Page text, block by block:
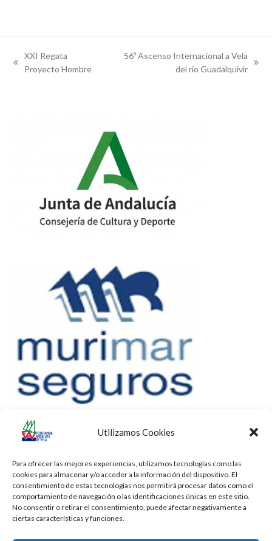
Utilizamos Cookies
Para ofrecer las mejores experiencias, utilizamos tecnologías como las
cookies para almacenar y/o acceder a la información del dispositivo. El
consentimiento de estas tecnologías nos permitirá procesar datos como el
comportamiento de navegación o las identificaciones únicas en este sitio.
No consentir o retirar el consentimiento, puede afectar negativamente a
ciertas características y funciones.
previous
XXI Regata
Proyecto Hombre
56º Ascenso Internacional a Vela
del río Guadalquivir